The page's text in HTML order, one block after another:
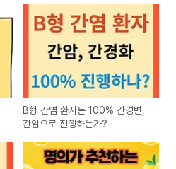
B형 간염 환자는 100% 간경변,
간암으로 진행하는가?